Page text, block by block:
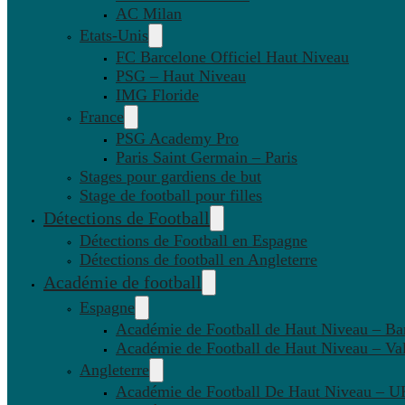
AC Milan
Etats-Unis
FC Barcelone Officiel Haut Niveau
PSG – Haut Niveau
IMG Floride
France
PSG Academy Pro
Paris Saint Germain – Paris
Stages pour gardiens de but
Stage de football pour filles
Détections de Football
Détections de Football en Espagne
Détections de football en Angleterre
Académie de football
Espagne
Académie de Football de Haut Niveau –
Académie de Football de Haut Niveau –
Angleterre
Académie de Football De Haut Niveau –